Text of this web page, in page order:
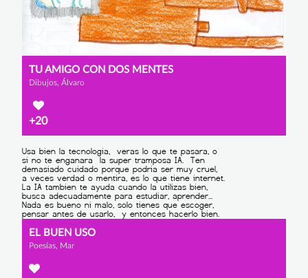
TU AMIGO CON DOS MENTES
Dibujos, Álvaro
+20
EL BUEN USO
Poesías, Mar